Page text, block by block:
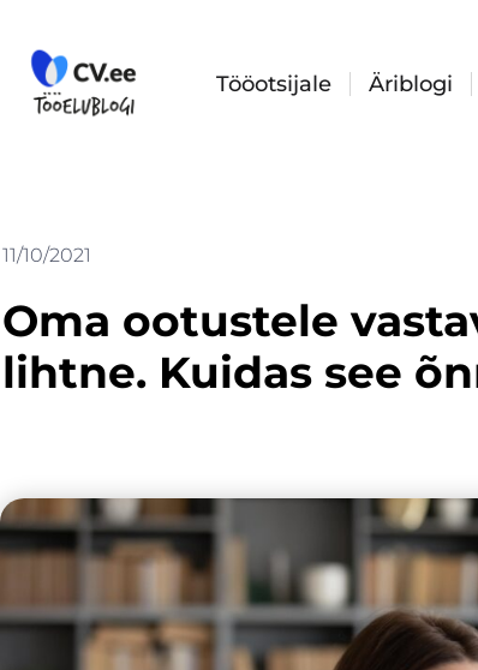
content
Tööotsijale Äriblogi
11/10/2021
Oma ootustele
lihtne. Kuidas see